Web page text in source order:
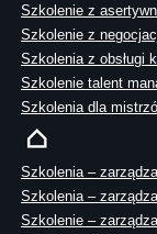
Szkolenie z
Szkolenie z
Szkolenia z obsługi
Szkolenie talent
Szkolenia dla
Szkolenia –
Szkolenia –
Szkolenie –